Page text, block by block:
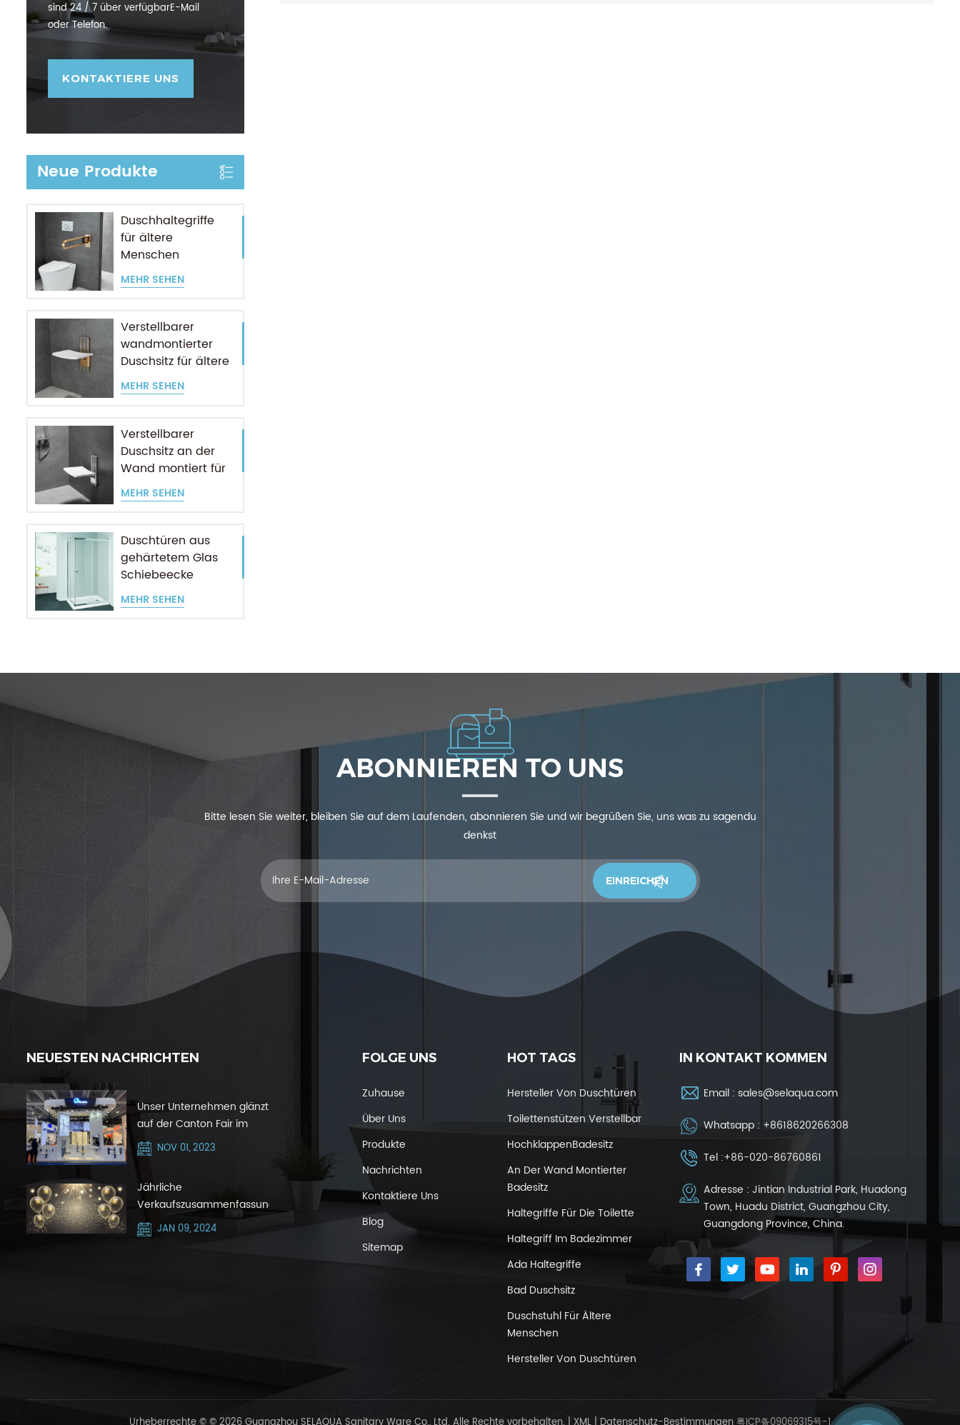
sind 24 / 7 über verfügbarE-Mail
oder Telefon.
KONTAKTIERE UNS
Neue Produkte
Duschhaltegriffe
für ältere
Menschen
MEHR SEHEN
Verstellbarer
wandmontierter
Duschsitz für ältere
Menschen
MEHR SEHEN
Verstellbarer
Duschsitz an der
Wand montiert für
ältere Menschen
MEHR SEHEN
Duschtüren aus
gehärtetem Glas
Schiebeecke
Eingang
MEHR SEHEN
ABONNIEREN TO UNS
Bitte lesen Sie weiter, bleiben Sie auf dem Laufenden, abonnieren Sie und wir begrüßen Sie, uns was zu sagendu
denkst
NEUESTEN NACHRICHTEN
Unser Unternehmen glänzt
auf der Canton Fair im
Oktober 2023 mit Silver
Hair Zone
NOV 01, 2023
Jährliche
Verkaufszusammenfassungsnachrichten
JAN 09, 2024
FOLGE UNS
Zuhause
Über Uns
Produkte
Nachrichten
Kontaktiere Uns
Blog
Sitemap
HOT TAGS
Hersteller Von Duschtüren
Toilettenstützen Verstellbar
HochklappenBadesitz
An Der Wand Montierter
Badesitz
Haltegriffe Für Die Toilette
Haltegriff Im Badezimmer
Ada Haltegriffe
Bad Duschsitz
Duschstuhl Für Ältere
Menschen
Hersteller Von Duschtüren
IN KONTAKT KOMMEN
Email :sales@selaqua.com
Whatsapp : +8618620266308
Tel :+86-020-86760861
Adresse : Jintian Industrial Park, Huadong
Town, Huadu District, Guangzhou City,
Guangdong Province, China.